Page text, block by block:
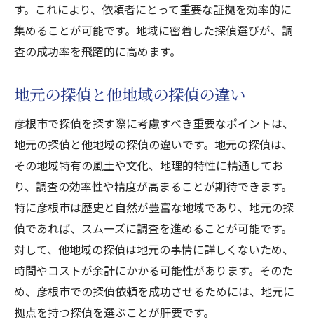
プロフェッショナルの視点から見た彦根市
成功に導くためのコミュニケーション術
探偵業界の最新トレンドを知る
過去の成功事例から学ぶ効果的な手法
地元情報がもたらす調査のメリット
情報収集における地元ネットワークの活用
特定のエリアにおける調査事例
地元住民の協力を得た調査成功例
地域情報を使った調査の具体例
彦根市特有の環境に適した探偵調査手法とは
環境に合わせた調査手法の選び方
地域の特徴を活かした独自の手法
環境変化に対応した調査の工夫
す。これにより、依頼者にとって重要な証拠を効率的に
集めることが可能です。地域に密着した探偵選びが、調
査の成功率を飛躍的に高めます。
地元の探偵と他地域の探偵の違い
彦根市で探偵を探す際に考慮すべき重要なポイントは、
地元の探偵と他地域の探偵の違いです。地元の探偵は、
その地域特有の風土や文化、地理的特性に精通してお
り、調査の効率性や精度が高まることが期待できます。
特に彦根市は歴史と自然が豊富な地域であり、地元の探
偵であれば、スムーズに調査を進めることが可能です。
対して、他地域の探偵は地元の事情に詳しくないため、
時間やコストが余計にかかる可能性があります。そのた
め、彦根市での探偵依頼を成功させるためには、地元に
拠点を持つ探偵を選ぶことが肝要です。